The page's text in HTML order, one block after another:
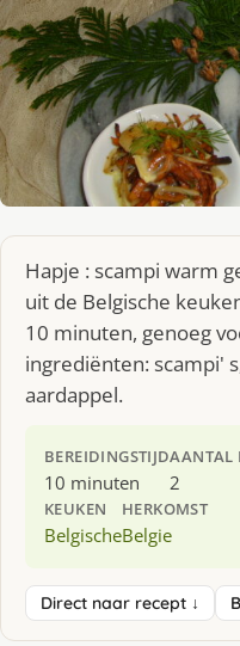
Hapje : scampi warm
uit de Belgische
10 minuten, genoeg
ingrediënten: scampi'
aardappel.
BEREIDINGSTIJD
10 minuten
AANTAL
2
KEUKEN
Belgische
HERKOMST
Belgie
Direct naar recept ↓